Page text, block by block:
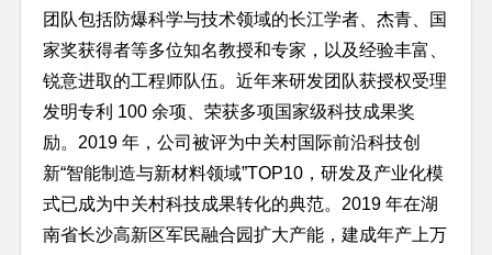
团队包括防爆科学与技术领域的长江学者、杰青、国
家奖获得者等多位知名教授和专家，以及经验丰富、
锐意进取的工程师队伍。近年来研发团队获授权受理
发明专利 100 余项、荣获多项国家级科技成果奖
励。2019 年，公司被评为中关村国际前沿科技创
新“智能制造与新材料领域”TOP10，研发及产业化模
式已成为中关村科技成果转化的典范。2019 年在湖
南省长沙高新区军民融合园扩大产能，建成年产上万